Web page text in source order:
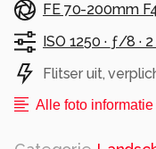
FE 70-200mm
ISO 1250 · ƒ/8 ·
Flitser uit,
Alle foto informatie